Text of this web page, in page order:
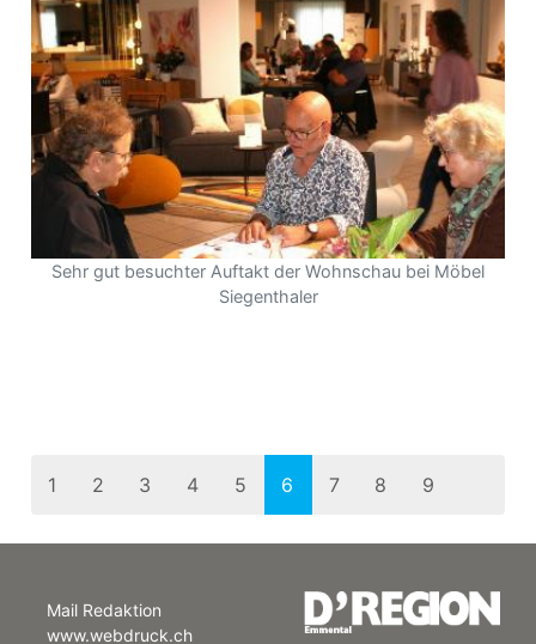
Sehr gut besuchter Auftakt der Wohnschau bei Möbel
Siegenthaler
1 2 3 4 5 6 7 8 9
10 11 12 13 14 >>
Mail Redaktion
www.webdruck.ch